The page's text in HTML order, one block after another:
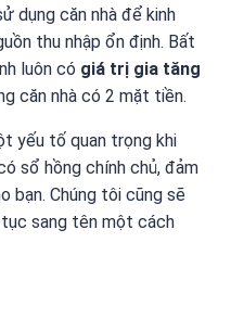
dụng căn nhà để kinh
thu nhập ổn định. Bất
luôn có giá trị gia tăng
căn nhà có 2 mặt tiền.
yếu tố quan trọng khi
sổ hồng chính chủ, đảm
bạn. Chúng tôi cũng sẽ
sang tên một cách